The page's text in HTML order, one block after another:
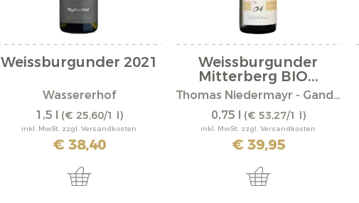
Weissburgunder 2021
Wassererhof
1,5 l (€ 25,60/1 l)
inkl. MwSt. zzgl. Versandkosten
€ 38,40
Weissburgunder
Mitterberg BIO...
Thomas Niedermayr - Gandberg
0,75 l (€ 53,27/1 l)
inkl. MwSt. zzgl. Versandkosten
€ 39,95